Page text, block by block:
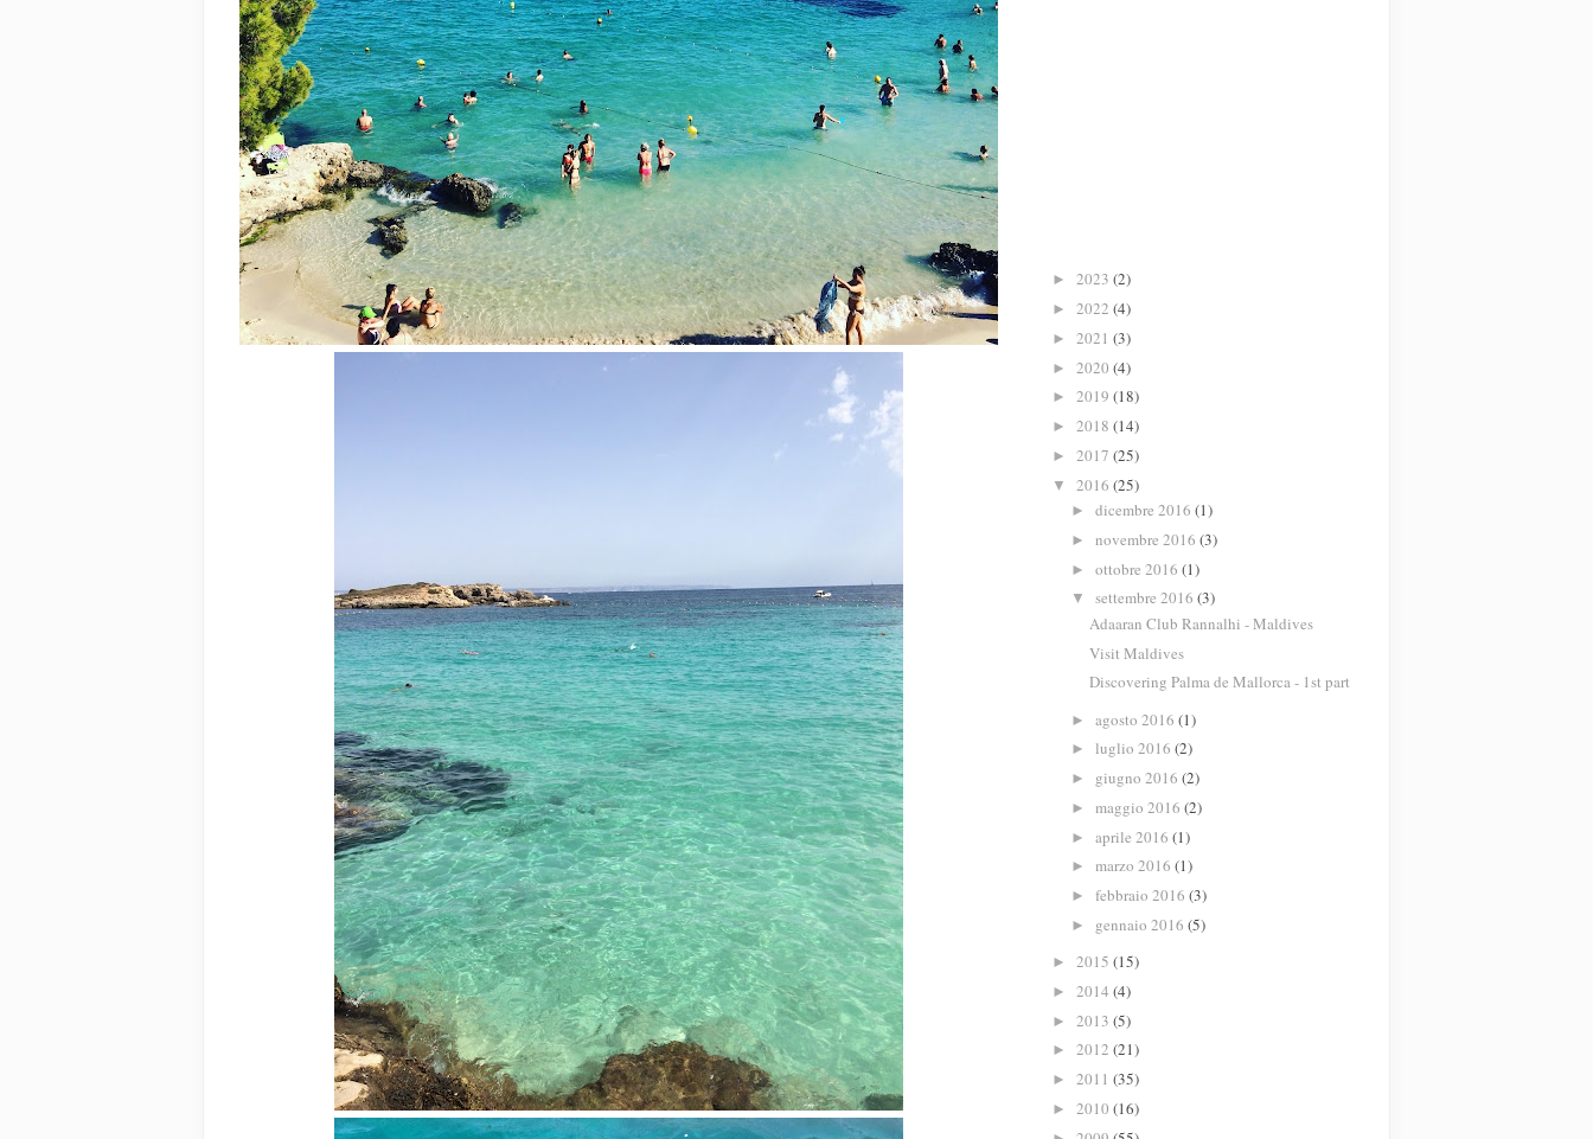
► 2023 (2)
► 2022 (4)
► 2021 (3)
► 2020 (4)
► 2019 (18)
► 2018 (14)
► 2017 (25)
▼ 2016 (25)
► dicembre 2016 (1)
► novembre 2016 (3)
► ottobre 2016 (1)
▼ settembre 2016 (3)
Adaaran Club Rannalhi - Maldives
Visit Maldives
Discovering Palma de Mallorca - 1st part
► agosto 2016 (1)
► luglio 2016 (2)
► giugno 2016 (2)
► maggio 2016 (2)
► aprile 2016 (1)
► marzo 2016 (1)
► febbraio 2016 (3)
► gennaio 2016 (5)
► 2015 (15)
► 2014 (4)
► 2013 (5)
► 2012 (21)
► 2011 (35)
► 2010 (16)